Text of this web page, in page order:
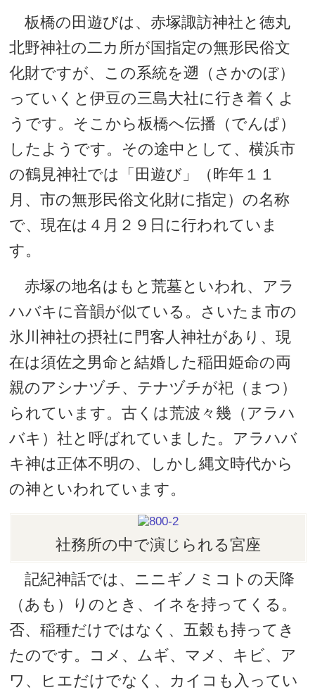
板橋の田遊びは、赤塚諏訪神社と徳丸
北野神社の二カ所が国指定の無形民俗文
化財ですが、この系統を遡（さかのぼ）
っていくと伊豆の三島大社に行き着くよ
うです。そこから板橋へ伝播（でんぱ）
したようです。その途中として、横浜市
の鶴見神社では「田遊び」（昨年１１
月、市の無形民俗文化財に指定）の名称
で、現在は４月２９日に行われていま
す。
赤塚の地名はもと荒墓といわれ、アラ
ハバキに音韻が似ている。さいたま市の
氷川神社の摂社に門客人神社があり、現
在は須佐之男命と結婚した稲田姫命の両
親のアシナヅチ、テナヅチが祀（まつ）
られています。古くは荒波々幾（アラハ
バキ）社と呼ばれていました。アラハバ
キ神は正体不明の、しかし縄文時代から
の神といわれています。
社務所の中で演じられる宮座
記紀神話では、ニニギノミコトの天降
（あも）りのとき、イネを持ってくる。
否、稲種だけではなく、五穀も持ってき
たのです。コメ、ムギ、マメ、キビ、ア
ワ、ヒエだけでなく、カイコも入ってい